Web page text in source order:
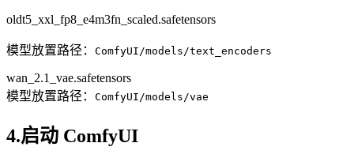
oldt5_xxl_fp8_e4m3fn_scaled.safetensors
模型放置路径： ComfyUI/models/text_encoders
wan_2.1_vae.safetensors
模型放置路径： ComfyUI/models/vae
4.启动 ComfyUI